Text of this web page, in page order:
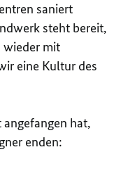
saniert
steht bereit,
wieder mit
eine Kultur des
hat,
enden: